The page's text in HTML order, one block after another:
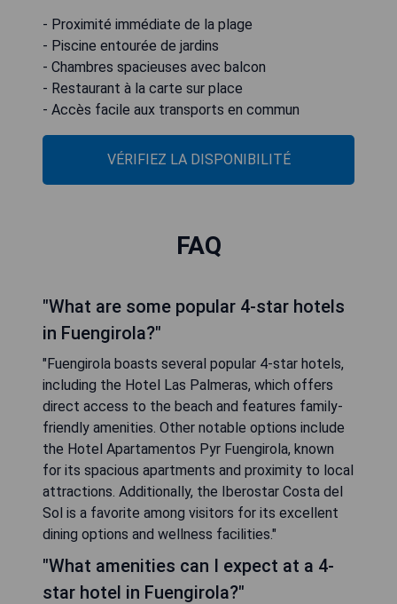
- Proximité immédiate de la plage
- Piscine entourée de jardins
- Chambres spacieuses avec balcon
- Restaurant à la carte sur place
- Accès facile aux transports en commun
VÉRIFIEZ LA DISPONIBILITÉ
FAQ
"What are some popular 4-star hotels
in Fuengirola?"
"Fuengirola boasts several popular 4-star hotels,
including the Hotel Las Palmeras, which offers
direct access to the beach and features family-
friendly amenities. Other notable options include
the Hotel Apartamentos Pyr Fuengirola, known
for its spacious apartments and proximity to local
attractions. Additionally, the Iberostar Costa del
Sol is a favorite among visitors for its excellent
dining options and wellness facilities."
"What amenities can I expect at a 4-
star hotel in Fuengirola?"